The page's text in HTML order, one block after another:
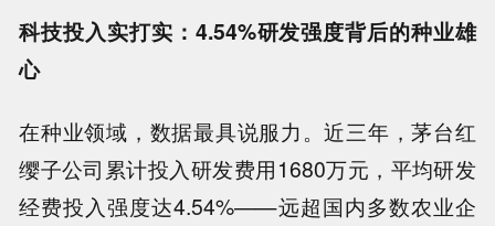
科技投入实打实：4.54%研发强度背后的种业雄
心
在种业领域，数据最具说服力。近三年，茅台红
缨子公司累计投入研发费用1680万元，平均研发
经费投入强度达4.54%——远超国内多数农业企